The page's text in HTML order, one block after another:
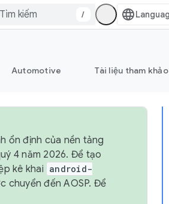
/
Automotive Tài liệu tham khảo
ổn định của nền tảng
4 năm 2026. Để tạo
kê khai android-
chuyển đến AOSP. Để